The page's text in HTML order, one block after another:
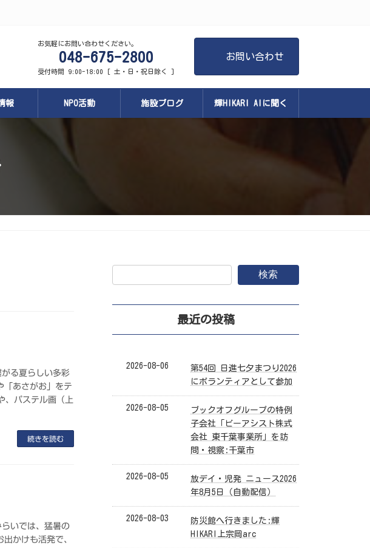
お気軽にお問い合わせください。
048-675-2800
受付時間 9:00-18:00 [ 土・日・祝日除く ]
お問い合わせ
報 NPO活動 施設ブログ 輝HIKARI AIに聞く
る夏らしい多彩
「あさがお」をテ
パステル画（上
続きを読む
いでは、猛暑の
かけも活発で、
検索
最近の投稿
2026-08-06
第54回 日進七夕まつり2026
にボランティアとして参加
2026-08-05
ブックオフグループの特例
子会社「ビーアシスト株式
会社 東千葉事業所」を訪
問・視察:千葉市
2026-08-05
放デイ・児発 ニュース2026
年8月5日（自動配信）
2026-08-03
防災館へ行きました:輝
HIKARI上宗岡arc